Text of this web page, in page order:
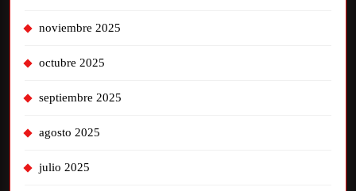
noviembre 2025
octubre 2025
septiembre 2025
agosto 2025
julio 2025